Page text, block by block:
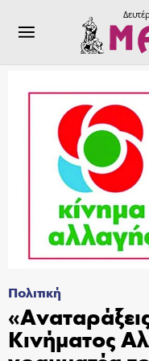
Πολιτική
Κινήματος